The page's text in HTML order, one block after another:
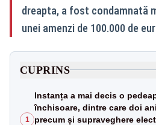
dreapta, a fost condamnată
unei amenzi de 100.000 de
CUPRINS
1
Instanța a mai decis o
închisoare, dintre care doi
precum și supraveghere